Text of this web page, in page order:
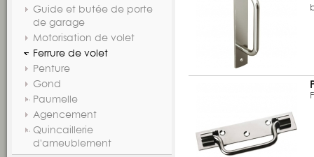
Guide et butée de porte
de garage
Motorisation de volet
Ferrure de volet
Penture
Gond
Paumelle
Agencement
Quincaillerie
d'ameublement